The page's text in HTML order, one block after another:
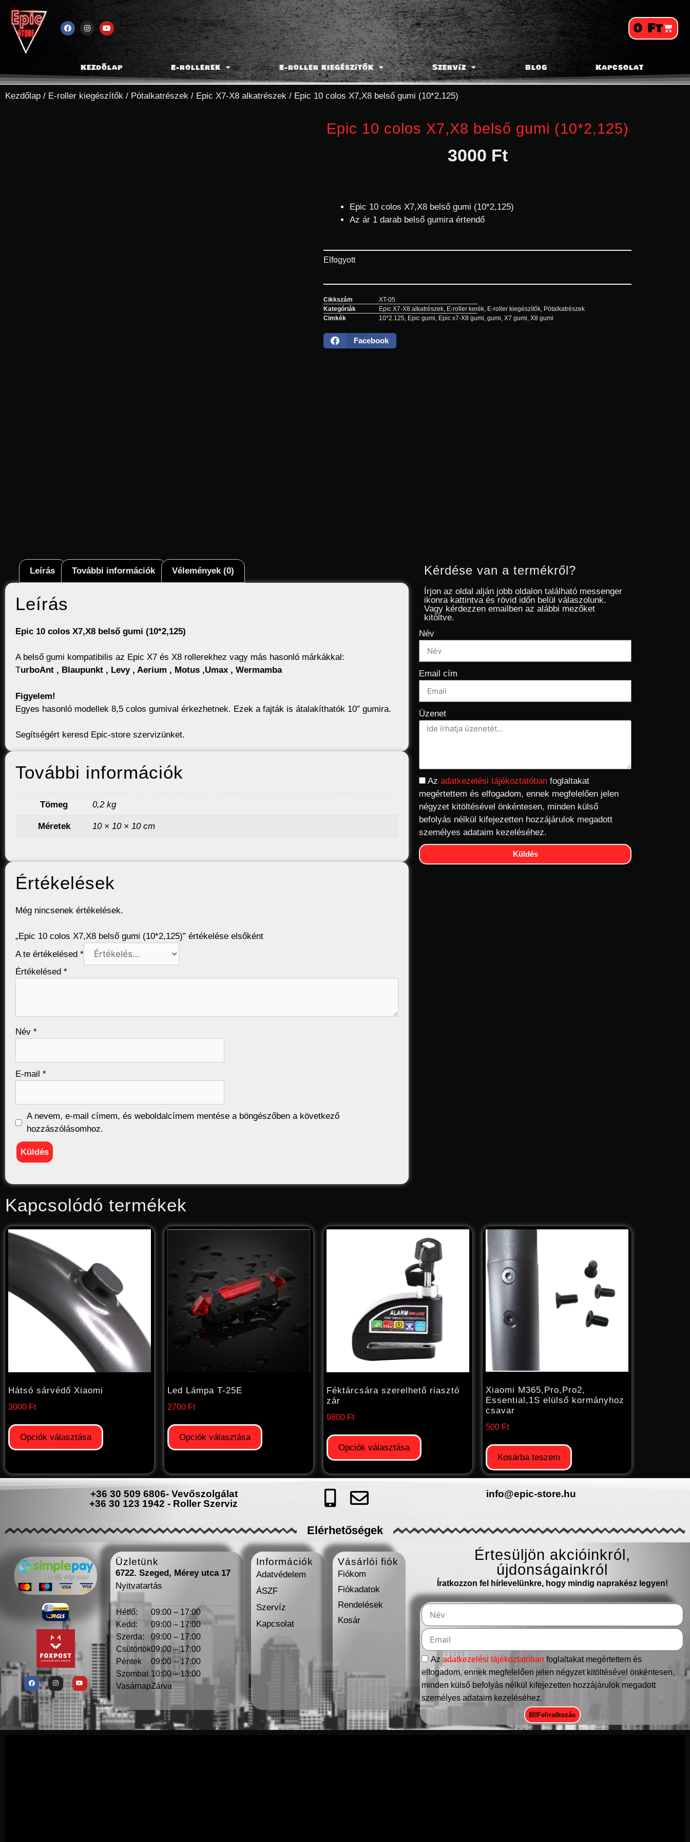
0 Ft
Kezdőlap E-rollerek E-roller kiegészítők Szervíz Blog Kapcsolat
Kezdőlap / E-roller kiegészítők / Pótalkatrészek / Epic X7-X8 alkatrészek / Epic 10 colos X7,X8 belső gumi (10*2,125)
Epic 10 colos X7,X8 belső gumi (10*2,125)
3000 Ft
Epic 10 colos X7,X8 belső gumi (10*2,125)
Az ár 1 darab belső gumira értendő
Elfogyott
Cikkszám
XT-05
Kategóriák
Epic X7-X8 alkatrészek, E-roller kerék, E-roller kiegészítők, Pótalkatrészek
Cimkék
10*2.125, Epic gumi, Epic x7-X8 gumi, gumi, X7 gumi, X8 gumi
Facebook
Leírás További információk Vélemények (0)
Leírás
Epic 10 colos X7,X8 belső gumi (10*2,125)
A belső gumi kompatibilis az Epic X7 és X8 rollerekhez vagy más hasonló márkákkal:
TurboAnt , Blaupunkt , Levy , Aerium , Motus ,Umax , Wermamba
Figyelem!
Egyes hasonló modellek 8,5 colos gumival érkezhetnek. Ezek a fajták is átalakíthatók 10″ gumira.
Segítségért keresd Epic-store szervizünket.
További információk
Tömeg 0,2 kg
Méretek 10 × 10 × 10 cm
Értékelések
Még nincsenek értékelések.
„Epic 10 colos X7,X8 belső gumi (10*2,125)” értékelése elsőként
A te értékelésed *
Értékelésed *
Név *
E-mail *
A nevem, e-mail címem, és weboldalcímem mentése a böngészőben a következő
hozzászólásomhoz.
Kérdése van a termékről?
Írjon az oldal alján jobb oldalon található messenger
ikonra kattintva és rövid időn belül válaszolunk.
Vagy kérdezzen emailben az alábbi mezőket
kitöltve.
Név
Email cím
Üzenet
Az adatkezelési tájékoztatóban foglaltakat
megértettem és elfogadom, ennek megfelelően jelen
négyzet kitöltésével önkéntesen, minden külső
befolyás nélkül kifejezetten hozzájárulok megadott
személyes adataim kezeléséhez.
Küldés
Kapcsolódó termékek
Hátsó sárvédő Xiaomi
3000 Ft
Opciók választása
Led Lámpa T-25E
2700 Ft
Opciók választása
Féktárcsára szerelhető riasztó
zár
9800 Ft
Opciók választása
Xiaomi M365,Pro,Pro2,
Essential,1S elülső kormányhoz
csavar
500 Ft
Kosárba teszem
+36 30 509 6806- Vevőszolgálat
+36 30 123 1942 - Roller Szerviz
info@epic-store.hu
Elérhetőségek
Üzletünk
6722. Szeged, Mérey utca 17
Nyitvatartás
Hétfő:
09:00 – 17:00
Kedd:
09:00 – 17:00
Szerda:
09:00 – 17:00
Csütörtök09:00 – 17:00
Péntek
09:00 – 17:00
Szombat 10:00 – 13:00
VasárnapZárva
Információk
Adatvédelem
ÁSZF
Szervíz
Kapcsolat
Vásárlói fiók
Fiókom
Fiókadatok
Rendelések
Kosár
Értesüljön akcióinkról,
újdonságainkról
Íratkozzon fel hírlevelünkre, hogy mindig naprakész legyen!
Az adatkezelési tájékoztatóban foglaltakat megértettem és
elfogadom, ennek megfelelően jelen négyzet kitöltésével önkéntesen,
minden külső befolyás nélkül kifejezetten hozzájárulok megadott
személyes adataim kezeléséhez.
Feliratkozás